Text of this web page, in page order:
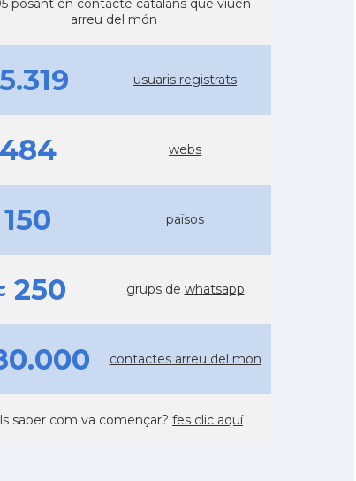
posant en contacte catalans que viuen
arreu del món
usuaris registrats
484 webs
150 països
250 grups de whatsapp
contactes arreu del mon
saber com va començar? fes clic aquí